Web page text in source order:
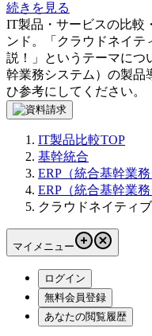
続きを見る
IT製品・サービスの比較
ンド。「 クラウドネイテ
説！
」というテーマにつ
幹業務システム） の製品
ひ参考にしてください。
IT製品比較TOP
基幹統合
ERP（統合基幹業務
ERP（統合基幹業
クラウドネイティ
マイメニュー
ログイン
無料会員登録
あなたの閲覧履歴